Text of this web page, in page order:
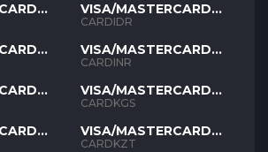
VISA/MASTERCARD
IDR
CARDIDR
VISA/MASTERCARD
INR
CARDINR
VISA/MASTERCARD
KGS
CARDKGS
VISA/MASTERCARD
KZT
CARDKZT